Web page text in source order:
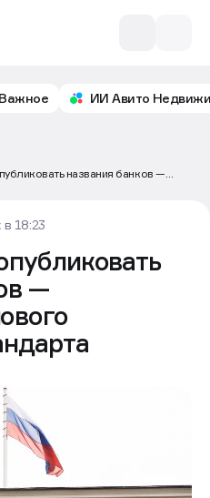
Важное ИИ Авито
названия банков —
18:23
—